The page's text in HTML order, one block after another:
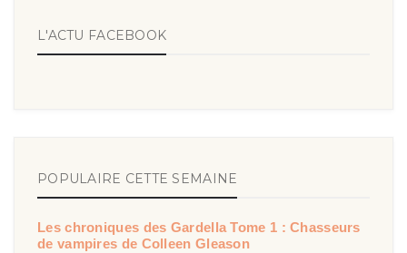
L'ACTU FACEBOOK
POPULAIRE CETTE SEMAINE
Les chroniques des Gardella Tome 1 : Chasseurs
de vampires de Colleen Gleason